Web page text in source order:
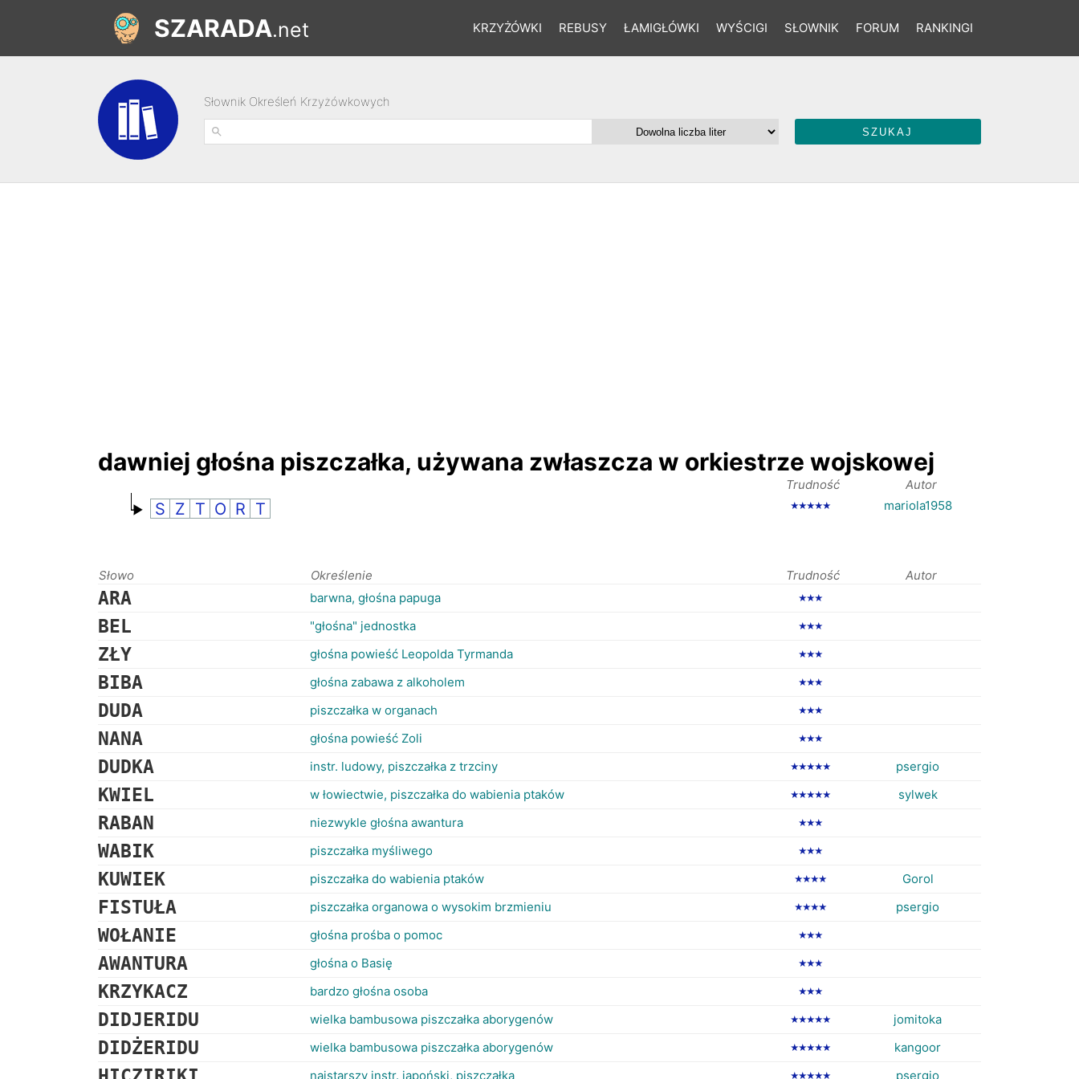
KRZYŻÓWKI REBUSY ŁAMIGŁÓWKI WYŚCIGI SŁOWNIK FORUM RANKINGI
SZARADA.net
Słownik Określeń Krzyżówkowych
dawniej głośna piszczałka, używana zwłaszcza w orkiestrze wojskowej
Trudność Autor
S Z T O R T ★★★★★ mariola1958
Słowo Określenie Trudność Autor
ARA barwna, głośna papuga ★★★
BEL "głośna" jednostka ★★★
ZŁY głośna powieść Leopolda Tyrmanda ★★★
BIBA głośna zabawa z alkoholem ★★★
DUDA piszczałka w organach ★★★
NANA głośna powieść Zoli ★★★
DUDKA instr. ludowy, piszczałka z trzciny ★★★★★ psergio
KWIEL w łowiectwie, piszczałka do wabienia ptaków ★★★★★ sylwek
RABAN niezwykle głośna awantura ★★★
WABIK piszczałka myśliwego ★★★
KUWIEK piszczałka do wabienia ptaków ★★★★ Gorol
FISTUŁA piszczałka organowa o wysokim brzmieniu ★★★★ psergio
WOŁANIE głośna prośba o pomoc ★★★
AWANTURA głośna o Basię ★★★
KRZYKACZ bardzo głośna osoba ★★★
DIDJERIDU wielka bambusowa piszczałka aborygenów ★★★★★ jomitoka
DIDŻERIDU wielka bambusowa piszczałka aborygenów ★★★★★ kangoor
najstarszy instr. japoński, piszczałka ★★★★★ psergio